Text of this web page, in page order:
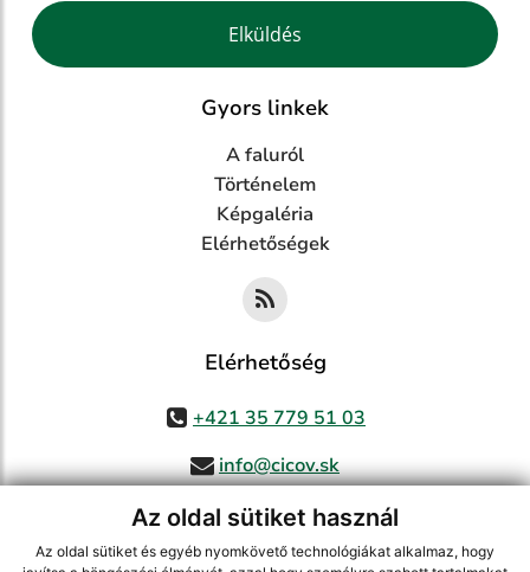
Az oldal sütiket használ
Az oldal sütiket és egyéb nyomkövető technológiákat alkalmaz, hogy
Google reCaptcha Response
Elküldés
Gyors linkek
A faluról
Történelem
Képgaléria
Elérhetőségek
Elérhetőség
+421 35 779 51 03
info@cicov.sk